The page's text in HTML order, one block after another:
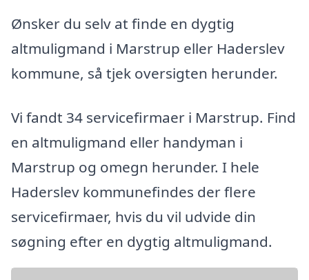
Ønsker du selv at finde en dygtig
altmuligmand i Marstrup eller Haderslev
kommune, så tjek oversigten herunder.
Vi fandt 34 servicefirmaer i Marstrup. Find
en altmuligmand eller handyman i
Marstrup og omegn herunder. I hele
Haderslev kommunefindes der flere
servicefirmaer, hvis du vil udvide din
søgning efter en dygtig altmuligmand.